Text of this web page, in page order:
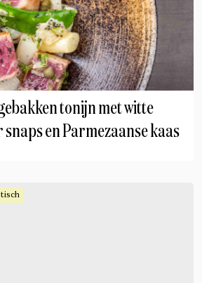
en Parmezaanse kaas